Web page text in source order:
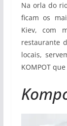
Na orla do
ficam os
Kiev, com
restaurante
locais,
KOMPOT